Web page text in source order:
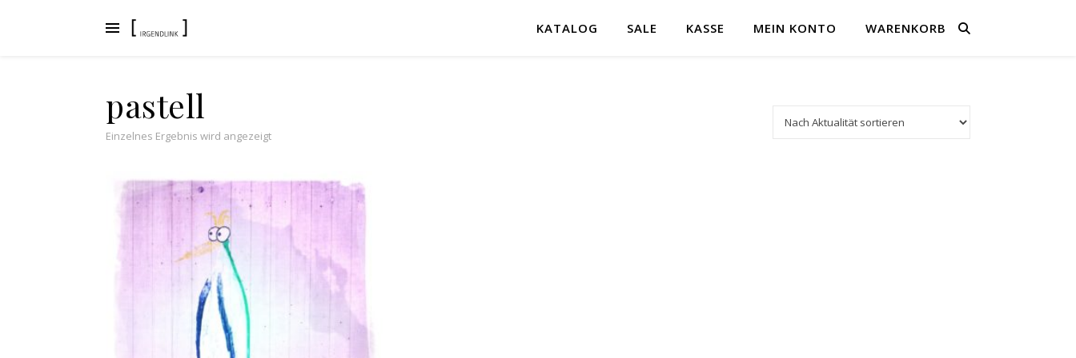
KATALOG SALE KASSE MEIN KONTO WARENKORB
pastell
Einzelnes Ergebnis wird angezeigt